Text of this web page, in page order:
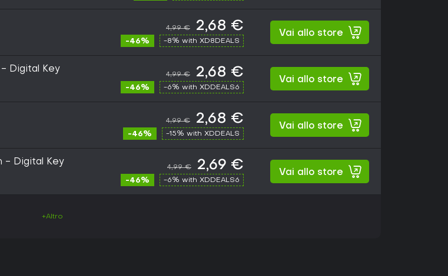
4,99 € 2,68 €
-46% -8% with XD8DEALS
Vai allo store
Digital Key
4,99 € 2,68 €
-46% -6% with XDDEALS6
Vai allo store
4,99 € 2,68 €
-46% -15% with XDDEALS
Vai allo store
- Digital Key
4,99 € 2,69 €
-46% -6% with XDDEALS6
Vai allo store
+Altro